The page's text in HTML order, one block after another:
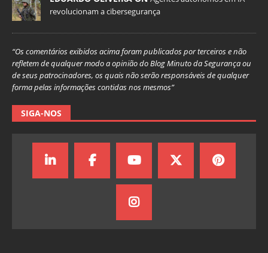
revolucionam a cibersegurança
“Os comentários exibidos acima foram publicados por terceiros e não
refletem de qualquer modo a opinião do Blog Minuto da Segurança ou
de seus patrocinadores, os quais não serão responsáveis de qualquer
forma pelas informações contidas nos mesmos”
SIGA-NOS